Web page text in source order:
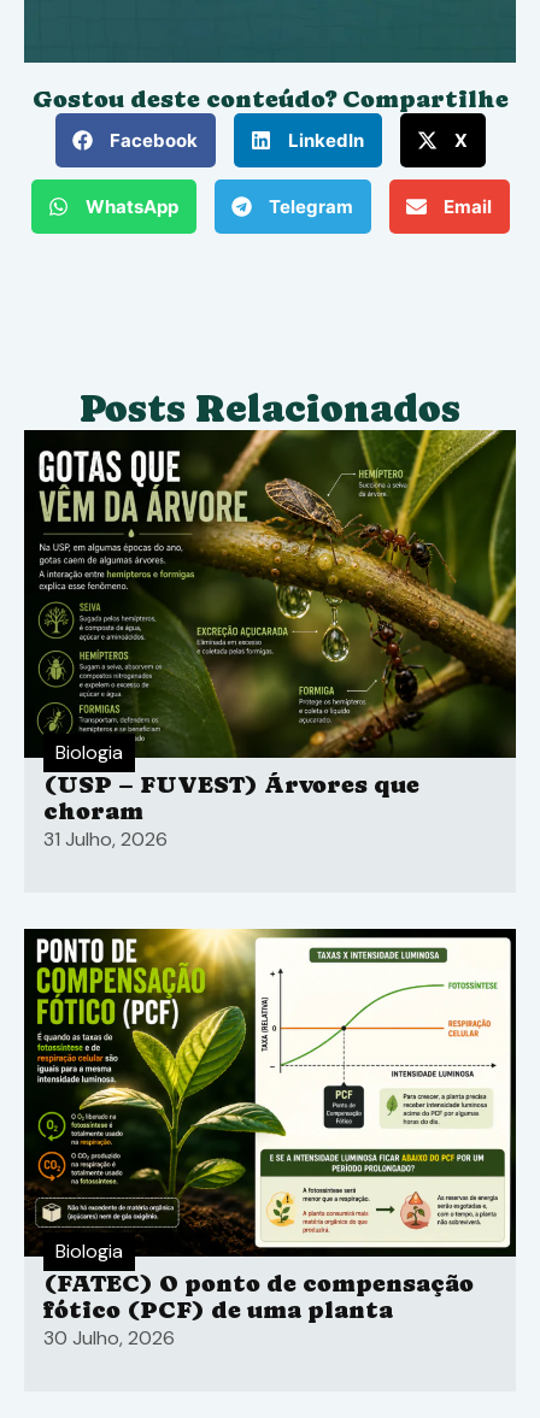
Gostou deste conteúdo? Compartilhe
Facebook LinkedIn X
WhatsApp Telegram Email
Posts Relacionados
Biologia
(USP – FUVEST) Árvores que
choram
31 Julho, 2026
Biologia
(FATEC) O ponto de compensação
fótico (PCF) de uma planta
30 Julho, 2026